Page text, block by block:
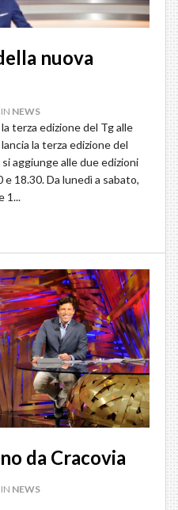
nuova
IN NEWS
terza edizione del Tg alle
la terza edizione del
aggiunge alle due edizioni
18.30. Da lunedì a sabato,
1...
da Cracovia
IN NEWS